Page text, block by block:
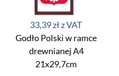
Godło Polski w ramce
drewnianej A4
21x29,7cm
33,39 zł